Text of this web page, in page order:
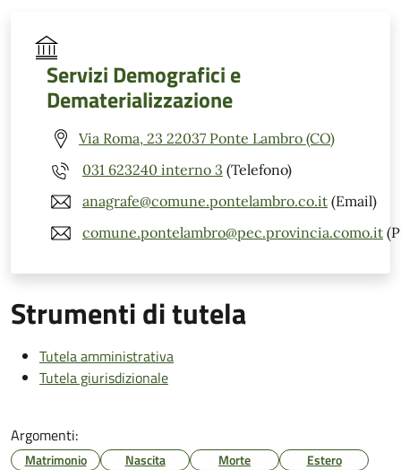
Servizi Demografici e
Dematerializzazione
Via Roma, 23 22037 Ponte Lambro (CO)
031 623240 interno 3 (Telefono)
anagrafe@comune.pontelambro.co.it (Email)
comune.pontelambro@pec.provincia.como.it
Strumenti di tutela
Tutela amministrativa
Tutela giurisdizionale
Argomenti:
Matrimonio Nascita Morte Estero